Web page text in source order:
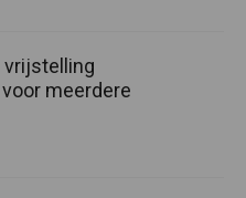
meerdere